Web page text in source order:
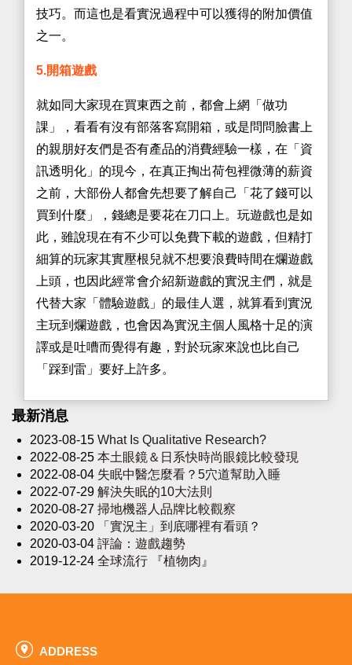
技巧。而這也是看實況過程中可以獲得的附加價值
之一。
5.開箱遊戲
就如同大家現在買東西之前，都會上網「做功
課」，看看有沒有部落客寫開箱，或是問問臉書上
的親朋好友們是否有產品的消費經驗一樣，在「資
訊透明化」的現今，在真正掏出荷包裡微薄的薪資
之前，大部份人都會先想要了解自己「花了錢可以
買到什麼」，錢總是要花在刀口上。玩遊戲也是如
此，雖說現在有不少可以免費下載的遊戲，但精打
細算的玩家其實壓根兒就不想要浪費時間在爛遊戲
上頭，也因此經常會介紹新遊戲的實況主們，就是
代替大家「體驗遊戲」的最佳人選，就算看到實況
主玩到爛遊戲，也會因為實況主個人風格十足的演
譯或是吐嘈而覺得有趣，對於玩家來說也比自己
「踩到雷」要好上許多。
最新消息
2023-08-15 What Is Qualitative Research?
2022-08-25 本土眼鏡＆日系快時尚眼鏡比較發現
2022-08-04 失眠中醫怎麼看？5穴道幫助入睡
2022-07-29 解決失眠的10大法則
2020-08-27 掃地機器人品牌比較觀察
2020-03-20
「實況主」到底哪裡有看頭？
2020-03-04 評論：遊戲趨勢
2019-12-24 全球流行 『植物肉』
ADDRESS